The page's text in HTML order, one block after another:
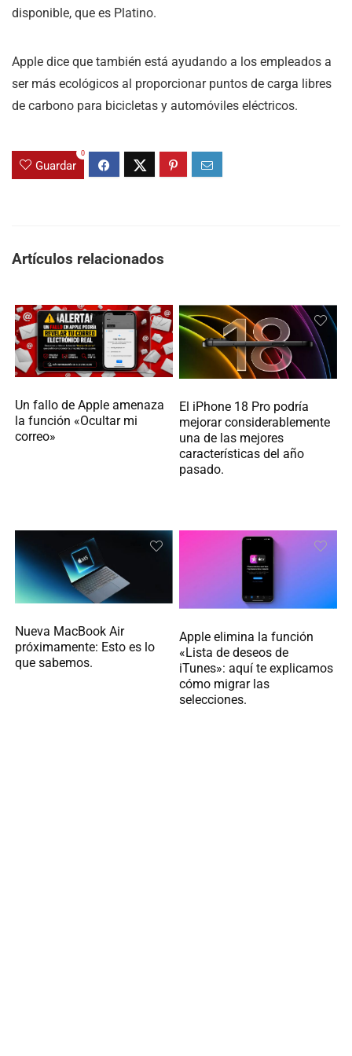
disponible, que es Platino.
Apple dice que también está ayudando a los empleados a
ser más ecológicos al proporcionar puntos de carga libres
de carbono para bicicletas y automóviles eléctricos.
Guardar
0
Artículos relacionados
Un fallo de Apple amenaza
la función «Ocultar mi
correo»
El iPhone 18 Pro podría
mejorar considerablemente
una de las mejores
características del año
pasado.
Nueva MacBook Air
próximamente: Esto es lo
que sabemos.
Apple elimina la función
«Lista de deseos de
iTunes»: aquí te explicamos
cómo migrar las
selecciones.